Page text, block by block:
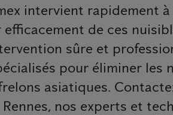
intervient rapidement à
de ces
sûre et
pour éliminer les
asiatiques.
nos experts et